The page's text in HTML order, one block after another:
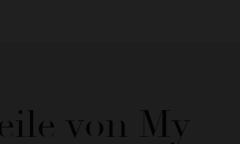
von My